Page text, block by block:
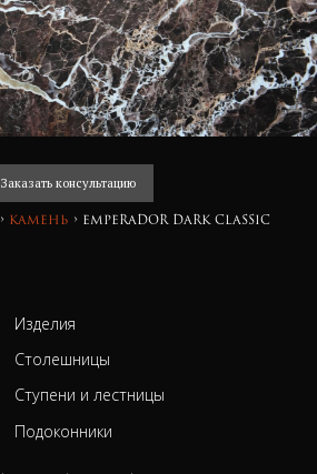
Заказать консультацию
› камень › Emperador Dark Classic
Изделия
Столешницы
Ступени и лестницы
Подоконники